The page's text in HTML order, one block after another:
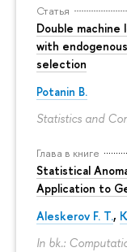
Статья
Double machine
with
selection
Potanin B.
Statistics and
Глава в книге
Statistical
Application to
Aleskerov F. T.,
In bk.: